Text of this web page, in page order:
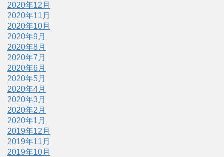
2020年12月
2020年11月
2020年10月
2020年9月
2020年8月
2020年7月
2020年6月
2020年5月
2020年4月
2020年3月
2020年2月
2020年1月
2019年12月
2019年11月
2019年10月